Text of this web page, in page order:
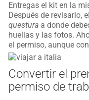
Entregas el kit en la
Después de revisarlo,
questura a donde
huellas y las fotos.
el permiso, aunque
Convertir el
permiso de